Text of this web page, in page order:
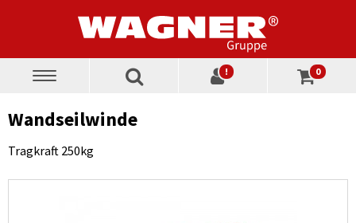
Toggle
! 0
Wandseilwinde
Tragkraft 250kg